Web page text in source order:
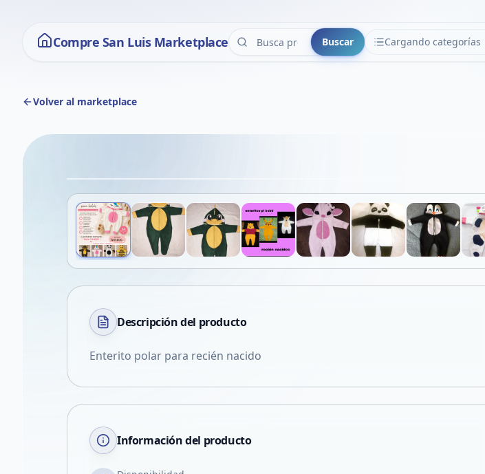
Compre San Luis Marketplace Buscar Cargando categorías
CATEGORÍAS
Volver al marketplace
Descripción del producto
Enterito polar para recién nacido
Información del producto